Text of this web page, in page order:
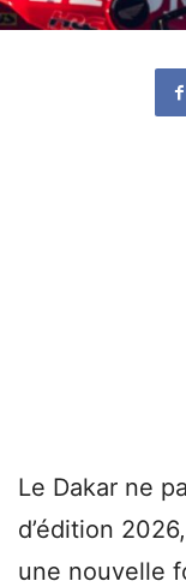
Le Dakar ne
d’édition
une nouvelle